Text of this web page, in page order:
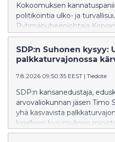
Kokoomuksen
politikointia ulko- ja
Ryhmäpuheenjohtaja
oppikirjaesimerkki siitä,
ulkopoliittinen värisuora
heikentää Suomen
SDP:n Suhonen kysyy:
palkkaturvajonossa
7.8.2026 09:50:35 EEST | Tiedote
SDP:n kansanedustaja,
arvovaliokunnan jäsen Timo
yhä kasvavista
kirjallisen kysymyksen